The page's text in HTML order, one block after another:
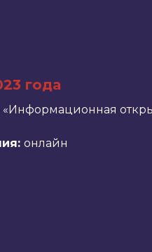
года
онлайн